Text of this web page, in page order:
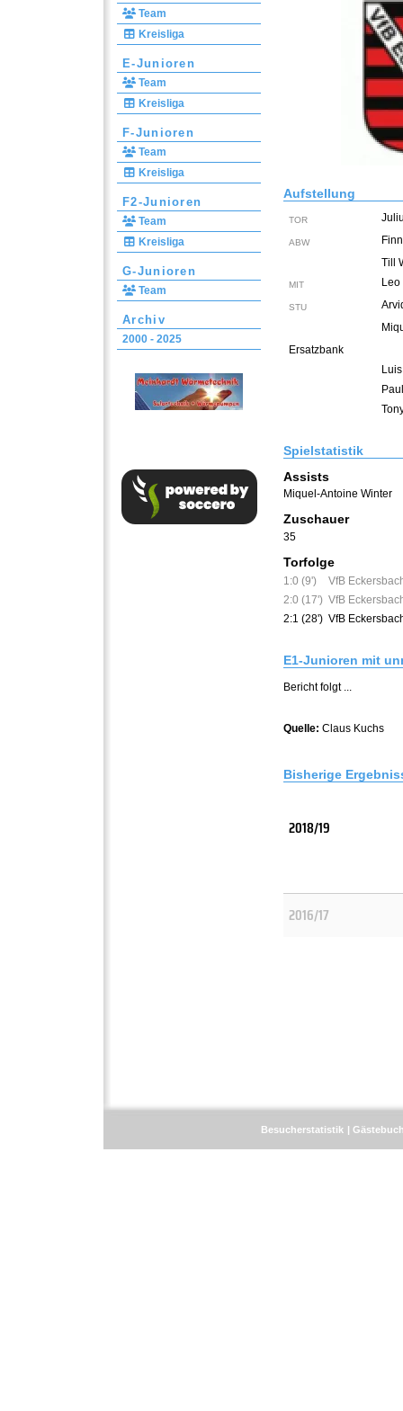
Team
Kreisliga
E-Junioren
Team
Kreisliga
F-Junioren
Team
Kreisliga
F2-Junioren
Team
Kreisliga
G-Junioren
Team
Archiv
2000 - 2025
Aufstellung
TOR
ABW
Till
MIT
STU
Ersatzbank
Spielstatistik
Assists
Miquel-Antoine Winter
Zuschauer
35
Torfolge
1:0 (9')
VfB
2:0 (17') VfB
2:1 (28') VfB
E1-Junioren mit
Bericht folgt ...
Quelle: Claus Kuchs
Bisherige
2018/19
2016/17
Besucherstatistik